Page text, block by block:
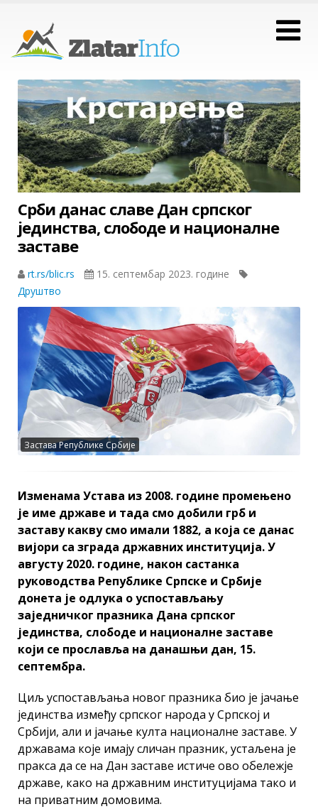
Срби данас славе Дан српског
јединства, слободе и националне
заставе
rt.rs/blic.rs
15. септембар 2023. године
Друштво
Застава Републике Србије
Изменама Устава из 2008. године промењено
је име државе и тада смо добили грб и
заставу какву смо имали 1882, а која се данас
вијори са зграда државних институција. У
августу 2020. године, након састанка
руководства Републике Српске и Србије
донета је одлука о успостављању
заједничког празника Дана српског
јединства, слободе и националне заставе
који се прославља на данашњи дан, 15.
септембра.
Циљ успостављања новог празника био је јачање
јединства између српског народа у Српској и
Србији, али и јачање култа националне заставе. У
државама које имају сличан празник, устаљена је
пракса да се на Дан заставе истиче ово обележје
државе, како на државним институцијама тако и
на приватним домовима.